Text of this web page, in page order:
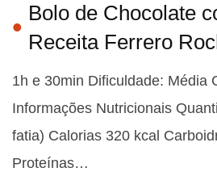
Bolo de Chocolate
Receita Ferrero
1h e 30min Dificuldade: Média
Informações Nutricionais
fatia) Calorias 320 kcal
Proteínas…